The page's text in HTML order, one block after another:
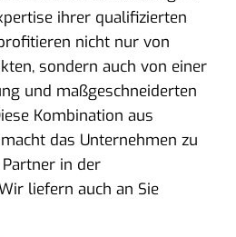
ihrer qualifizierten
nicht nur von
sondern auch von einer
und maßgeschneiderten
Kombination aus
das Unternehmen zu
in der
liefern auch an Sie